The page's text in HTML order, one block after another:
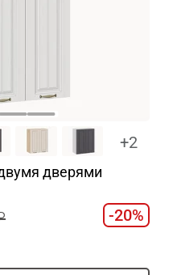
+2
дверями
-20%